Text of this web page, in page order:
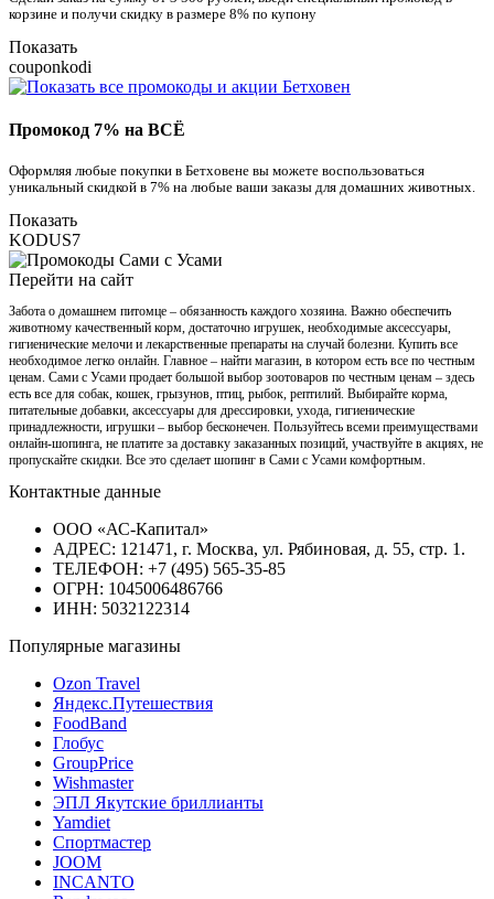
корзине и получи скидку в размере 8% по купону
Показать
couponkodi
Промокод 7% на ВСЁ
Оформляя любые покупки в Бетховене вы можете воспользоваться
уникальный скидкой в 7% на любые ваши заказы для домашних животных.
Показать
KODUS7
Перейти на сайт
Забота о домашнем питомце – обязанность каждого хозяина. Важно обеспечить
животному качественный корм, достаточно игрушек, необходимые аксессуары,
гигиенические мелочи и лекарственные препараты на случай болезни. Купить все
необходимое легко онлайн. Главное – найти магазин, в котором есть все по честным
ценам. Сами с Усами продает большой выбор зоотоваров по честным ценам – здесь
есть все для собак, кошек, грызунов, птиц, рыбок, рептилий. Выбирайте корма,
питательные добавки, аксессуары для дрессировки, ухода, гигиенические
принадлежности, игрушки – выбор бесконечен. Пользуйтесь всеми преимуществами
онлайн-шопинга, не платите за доставку заказанных позиций, участвуйте в акциях, не
пропускайте скидки. Все это сделает шопинг в Сами с Усами комфортным.
Контактные данные
ООО «АС-Капитал»
АДРЕС: 121471, г. Москва, ул. Рябиновая, д. 55, стр. 1.
ТЕЛЕФОН: +7 (495) 565-35-85
ОГРН: 1045006486766
ИНН: 5032122314
Популярные магазины
Ozon Travel
Яндекс.Путешествия
FoodBand
Глобус
GroupPrice
Wishmaster
ЭПЛ Якутские бриллианты
Yamdiet
Спортмастер
JOOM
INCANTO